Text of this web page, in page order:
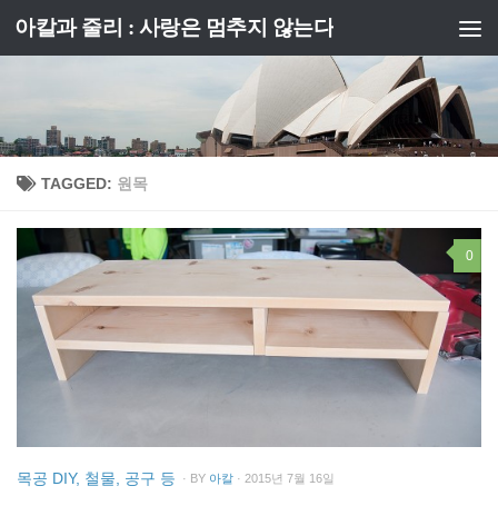
Skip to content
아칼과 줄리 : 사랑은 멈추지 않는다
TAGGED: 원목
0
목공 DIY, 철물, 공구 등 · BY 아칼 · 2015년 7월 16일